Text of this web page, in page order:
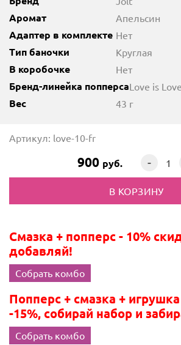
Аромат Апельсин
Адаптер в комплекте Нет
Тип баночки Круглая
В коробочке Нет
Бренд-линейка попперсаLove is Love
Вес 43 г
Артикул: love-10-fr
900 руб. -
Смазка + попперс - 10%
добавляй!
Собрать комбо
Попперс + смазка + игрушка
-15%, собирай набор и
Собрать комбо